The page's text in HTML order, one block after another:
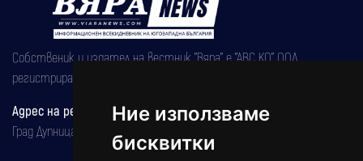
Ние използваме
бисквитки
Собственик и издател на вестник "Вяра" е "АВС КО" ООД,
регистрирана на 08.05.2002 година.
Адрес на редакцията
Град Дупница, ул.''Христо Ботев" 43